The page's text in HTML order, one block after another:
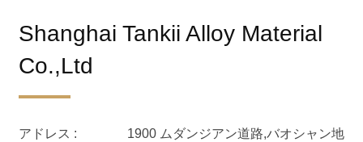
Shanghai Tankii Alloy Material
Co.,Ltd
アドレス :
1900 ムダンジアン道路,バオシャン地